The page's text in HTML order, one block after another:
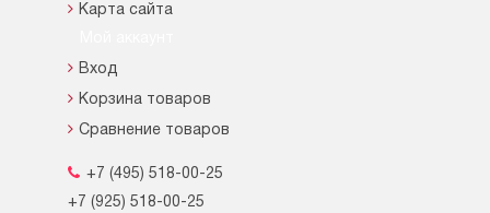
Карта сайта
Вход
Корзина товаров
Сравнение товаров
+7 (495) 518-00-25
+7 (925) 518-00-25